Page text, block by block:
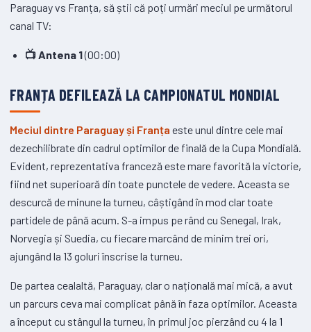
Paraguay vs Franța, să știi că poți urmări meciul pe următorul
canal TV:
📺Antena 1(00:00)
FRANȚA DEFILEAZĂ LA CAMPIONATUL MONDIAL
Meciul dintre Paraguay și Franța este unul dintre cele mai
dezechilibrate din cadrul optimilor de finală de la Cupa Mondială.
Evident, reprezentativa franceză este mare favorită la victorie,
fiind net superioară din toate punctele de vedere. Aceasta se
descurcă de minune la turneu, câștigând în mod clar toate
partidele de până acum. S-a impus pe rând cu Senegal, Irak,
Norvegia și Suedia, cu fiecare marcând de minim trei ori,
ajungând la 13 goluri înscrise la turneu.
De partea cealaltă, Paraguay, clar o națională mai mică, a avut
un parcurs ceva mai complicat până în faza optimilor. Aceasta
a început cu stângul la turneu, în primul joc pierzând cu 4 la 1